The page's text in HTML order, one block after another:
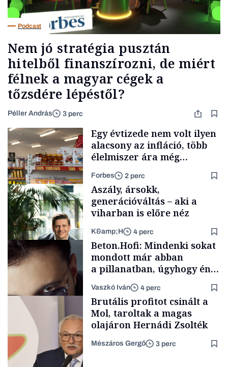
Podcast
Nem jó stratégia pusztán
hitelből finanszírozni, de miért
félnek a magyar cégek a
tőzsdére lépéstől?
Péller András 3 perc
Makro
Egy évtizede nem volt ilyen
alacsony az infláció, több
élelmiszer ára még
rohamosan csökken is
Forbes 2 perc
TÁMOGATÓI
TARTALOM
Aszály, ársokk,
generációváltás – aki a
viharban is előre néz
K&amp;H 4 perc
Forbes-sztori
Beton.Hofi: Mindenki sokat
mondott már abban
a pillanatban, úgyhogy én
a legsarkosabb
gondolataimat akartam
kimondani
Vaszkó Iván 4 perc
Brutális profitot csinált a
Mol, taroltak a magas
olajáron Hernádi Zsolték
Mészáros Gergő 3 perc